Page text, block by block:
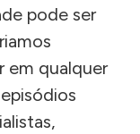
pode ser
em qualquer